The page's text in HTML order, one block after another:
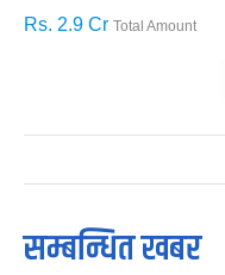
Rs. 2.9 Cr Total Amount
सम्बन्धित खबर